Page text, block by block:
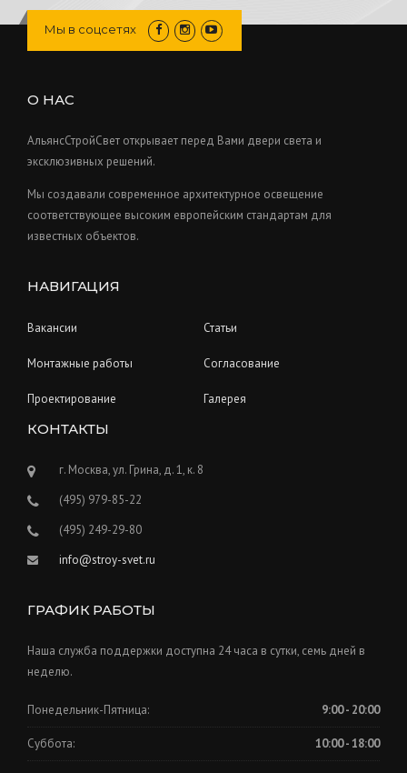
Мы в соцсетях
О НАС
АльянсСтройСвет открывает перед Вами двери света и
эксклюзивных решений.
Мы создавали современное архитектурное освещение
соответствующее высоким европейским стандартам для
известных объектов.
НАВИГАЦИЯ
Вакансии Статьи
Монтажные работы Согласование
Проектирование Галерея
КОНТАКТЫ
г. Москва, ул. Грина, д. 1, к. 8
(495) 979-85-22
(495) 249-29-80
info@stroy-svet.ru
ГРАФИК РАБОТЫ
Наша служба поддержки доступна 24 часа в сутки, семь дней в
неделю.
Понедельник-Пятница: 9:00 - 20:00
Суббота: 10:00 - 18:00